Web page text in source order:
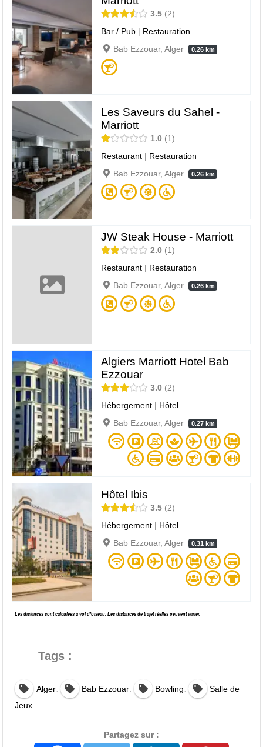
3.5
2
Bar / Pub | Restauration
Bab Ezzouar, Alger
0.26 km
Les Saveurs du Sahel -
Marriott
1.0
1
Restaurant | Restauration
Bab Ezzouar, Alger
0.26 km
JW Steak House - Marriott
2.0
1
Restaurant | Restauration
Bab Ezzouar, Alger
0.26 km
Algiers Marriott Hotel Bab
Ezzouar
3.0
2
Hébergement | Hôtel
Bab Ezzouar, Alger
0.27 km
Hôtel Ibis
3.5
2
Hébergement | Hôtel
Bab Ezzouar, Alger
0.31 km
Les distances sont calculées à vol d’oiseau. Les distances de trajet réelles peuvent varier.
Tags :
Alger, Bab Ezzouar, Bowling
Salle de
Jeux
Partagez sur :